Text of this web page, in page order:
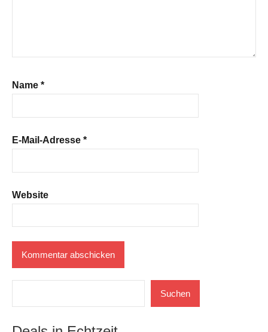
Name *
E-Mail-Adresse *
Website
Suchen